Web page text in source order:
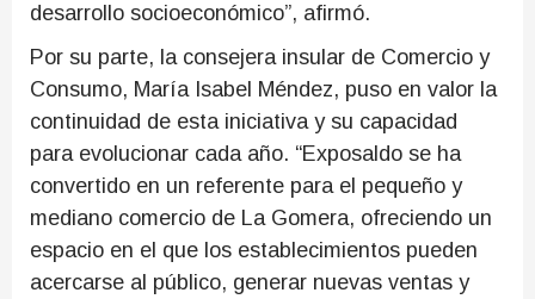
desarrollo socioeconómico”, afirmó.
Por su parte, la consejera insular de Comercio y
Consumo, María Isabel Méndez, puso en valor la
continuidad de esta iniciativa y su capacidad
para evolucionar cada año. “Exposaldo se ha
convertido en un referente para el pequeño y
mediano comercio de La Gomera, ofreciendo un
espacio en el que los establecimientos pueden
acercarse al público, generar nuevas ventas y